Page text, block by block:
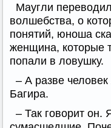
Маугли
волшебства, о
понятий, юноша
женщина, которые
попали в ловушку.
– А разве
Багира.
– Так говорит